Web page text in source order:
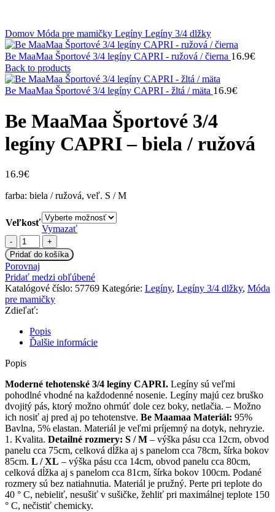
Domov Móda pre mamičky Legíny Legíny 3/4 dlžky
Be MaaMaa Športové 3/4 legíny CAPRI - ružová / čierna 16.9€
Back to products
Be MaaMaa Športové 3/4 legíny CAPRI - žltá / mäta 16.9€
Be MaaMaa Športové 3/4
legíny CAPRI – biela / ružová
16.9€
farba: biela / ružová, veľ. S / M
Veľkosť
Vymazať
množstvo
Be
MaaMaa
Športové
3/4
legíny
CAPRI
-
biela
/
ružová
Pridať do košíka
Porovnaj
Pridať medzi obľúbené
Katalógové číslo: 57769 Kategórie: Legíny, Legíny 3/4 dlžky, Móda
pre mamičky
Zdieľať:
Popis
Ďalšie informácie
Popis
Moderné tehotenské 3/4 legíny CAPRI. Legíny sú veľmi
pohodlné vhodné na každodenné nosenie. Legíny majú cez bruško
dvojitý pás, ktorý možno ohrnúť dole cez boky, netlačia. – Možno
ich nosiť aj pred aj po tehotenstve. Be Maamaa Materiál: 95%
Bavlna, 5% elastan. Materiál je veľmi príjemný na dotyk, nehryzie.
1. Kvalita. Detailné rozmery: S / M – výška pásu cca 12cm, obvod
panelu cca 75cm, celková dĺžka aj s panelom cca 78cm, šírka bokov
85cm. L / XL – výška pásu cca 14cm, obvod panelu cca 80cm,
celková dĺžka aj s panelom cca 81cm, šírka bokov 100cm. Podané
rozmery sú bez natiahnutia. Materiál je pružný. Perte pri teplote do
40 ° C, nebieliť, nesušiť v sušičke, žehliť pri maximálnej teplote 150
° C, nečistiť chemicky.